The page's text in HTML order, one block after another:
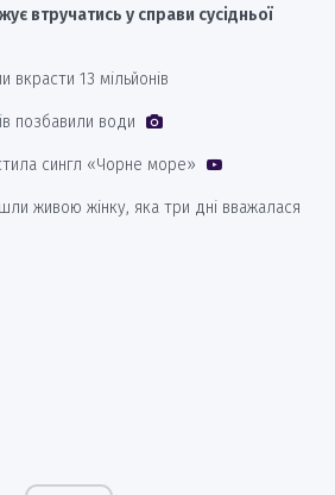
втручатись у справи сусідньої
вкрасти 13 мільйонів
позбавили води
сингл «Чорне море»
живою жінку, яка три дні вважалася